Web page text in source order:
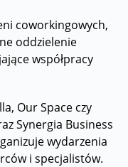
coworkingowych,
oddzielenie
współpracy
Our Space czy
Synergia Business
wydarzenia
i specjalistów.